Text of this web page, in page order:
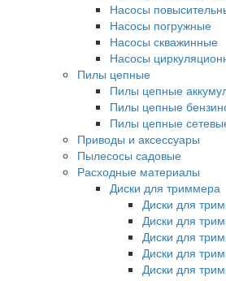
Насосы
Насосы погружные
Насосы скважинные
Насосы
Пилы цепные
Пилы цепные
Пилы цепные
Пилы цепные
Приводы и аксессуары
Пылесосы садовые
Расходные материалы
Диски для триммера
Диски для
Диски для
Диски для
Диски для
Диски для